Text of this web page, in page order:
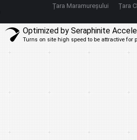
Țara Maramureșului Țara
Optimized by Seraphinite
Turns on site high speed to be attractive for